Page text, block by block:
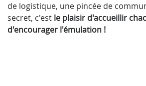
de logistique, une pincée de
secret, c'est le plaisir d'accueillir
d'encourager l'émulation !